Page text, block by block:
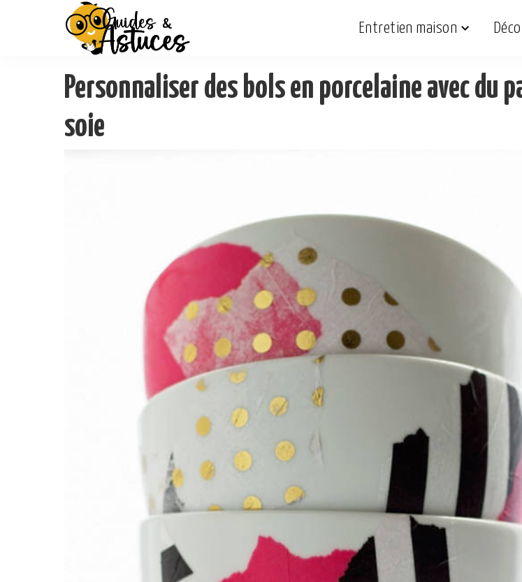
Entretien maison Déco
Personnaliser des bols en porcelaine avec du
soie